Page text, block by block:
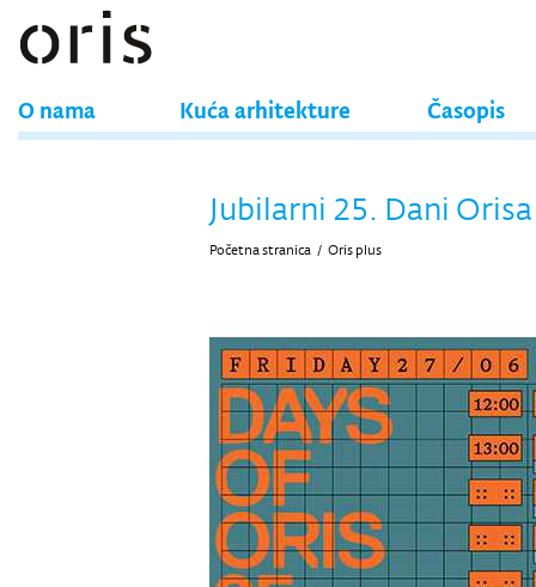
O nama Kuća arhitekture Časopis
Jubilarni 25. Dani
Početna stranica / Oris plus